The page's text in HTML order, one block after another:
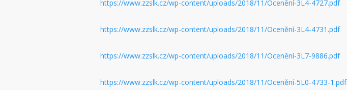
https://www.zzslk.cz/wp-content/uploads/2018/11/Ocenění-3L4-4727.pdf
https://www.zzslk.cz/wp-content/uploads/2018/11/Ocenění-3L4-4731.pdf
https://www.zzslk.cz/wp-content/uploads/2018/11/Ocenění-3L7-9886.pdf
https://www.zzslk.cz/wp-content/uploads/2018/11/Ocenění-5L0-4733-1.pdf